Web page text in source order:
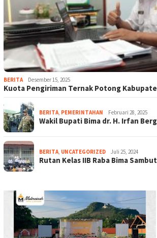
BERITA Desember 15, 2025
Kuota Pengiriman Ternak Potong
BERITA PEMERINTAHAN Februari 28, 2025
Wakil Bupati Bima dr. H. Irfan
BERITA UNCATEGORIZED Juli 25, 2024
Rutan Kelas IIB Raba Bima